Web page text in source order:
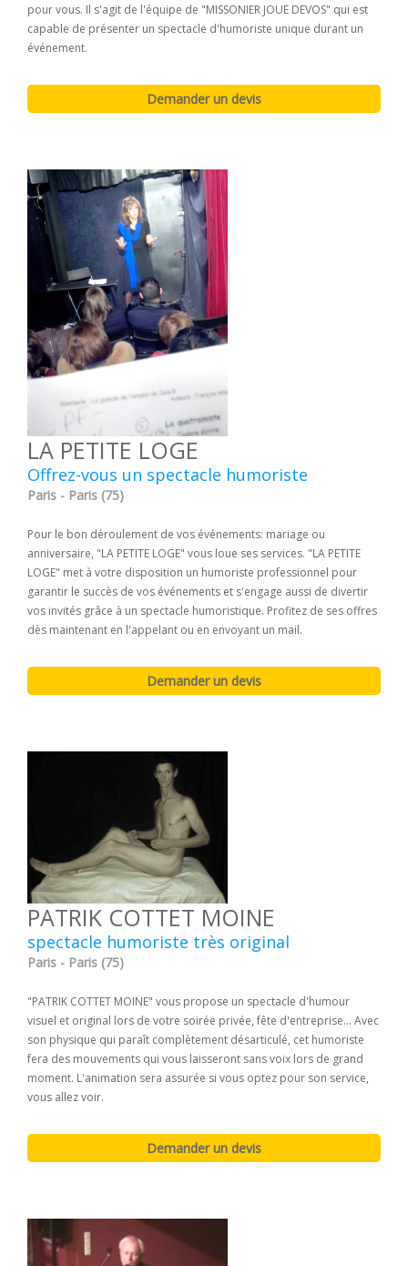
pour vous. Il s'agit de l'équipe de "MISSONIER JOUE DEVOS" qui est
capable de présenter un spectacle d'humoriste unique durant un
événement.
LA PETITE LOGE
Offrez-vous un spectacle humoriste
Paris - Paris (75)
Pour le bon déroulement de vos événements: mariage ou
anniversaire, "LA PETITE LOGE" vous loue ses services. "LA PETITE
LOGE" met à votre disposition un humoriste professionnel pour
garantir le succès de vos événements et s'engage aussi de divertir
vos invités grâce à un spectacle humoristique. Profitez de ses offres
dès maintenant en l'appelant ou en envoyant un mail.
PATRIK COTTET MOINE
spectacle humoriste très original
Paris - Paris (75)
"PATRIK COTTET MOINE" vous propose un spectacle d'humour
visuel et original lors de votre soirée privée, fête d'entreprise... Avec
son physique qui paraît complètement désarticulé, cet humoriste
fera des mouvements qui vous laisseront sans voix lors de grand
moment. L'animation sera assurée si vous optez pour son service,
vous allez voir.